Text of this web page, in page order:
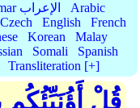
Grammar الإعراب
Arabic
Czech English
French
Korean
Malay
Somali
Spanish
Transliteration [+]
قُلْ